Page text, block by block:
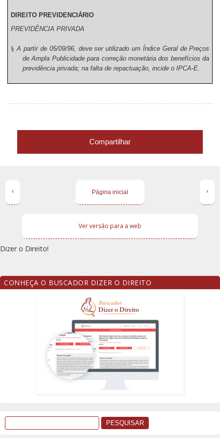
DIREITO PREVIDENCIÁRIO
PREVIDÊNCIA PRIVADA
§ A partir de 05/09/96, deve ser utilizado um Índice Geral de Preços
de Ampla Publicidade para correção monetária dos benefícios da
previdência privada; na falta de repactuação, incide o IPCA-E.
Compartilhar
‹ ›
Página inicial
Ver versão para a web
Dizer o Direito!
CONHEÇA O BUSCADOR DIZER O DIREITO